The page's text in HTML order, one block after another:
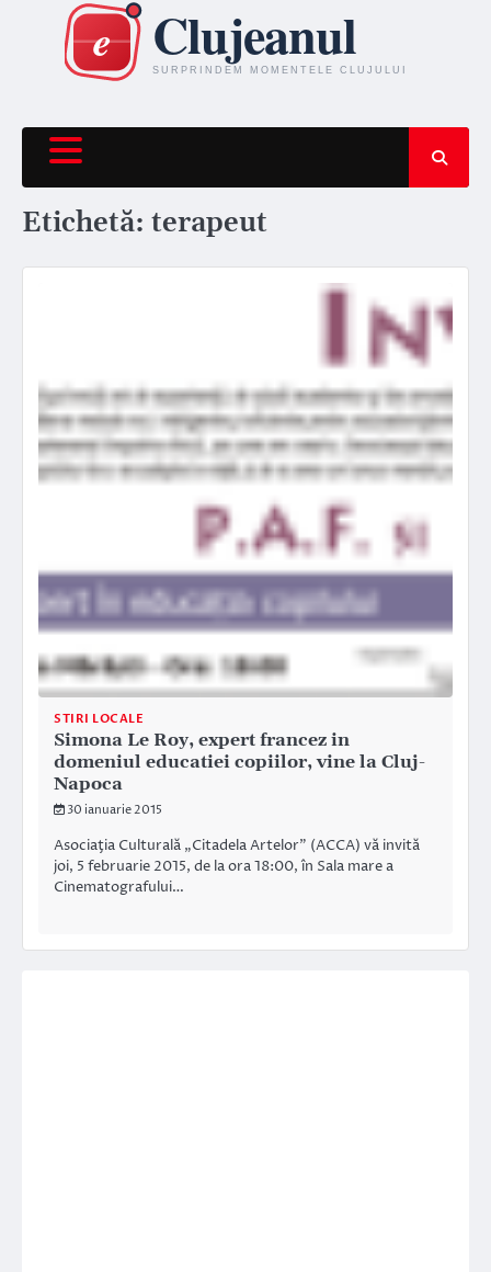
content
Etichetă: terapeut
STIRI LOCALE
Simona Le Roy, expert francez in
domeniul educatiei copiilor, vine la Cluj-
Napoca
30 ianuarie 2015
Asociaţia Culturală „Citadela Artelor” (ACCA) vă invită
joi, 5 februarie 2015, de la ora 18:00, în Sala mare a
Cinematografului…